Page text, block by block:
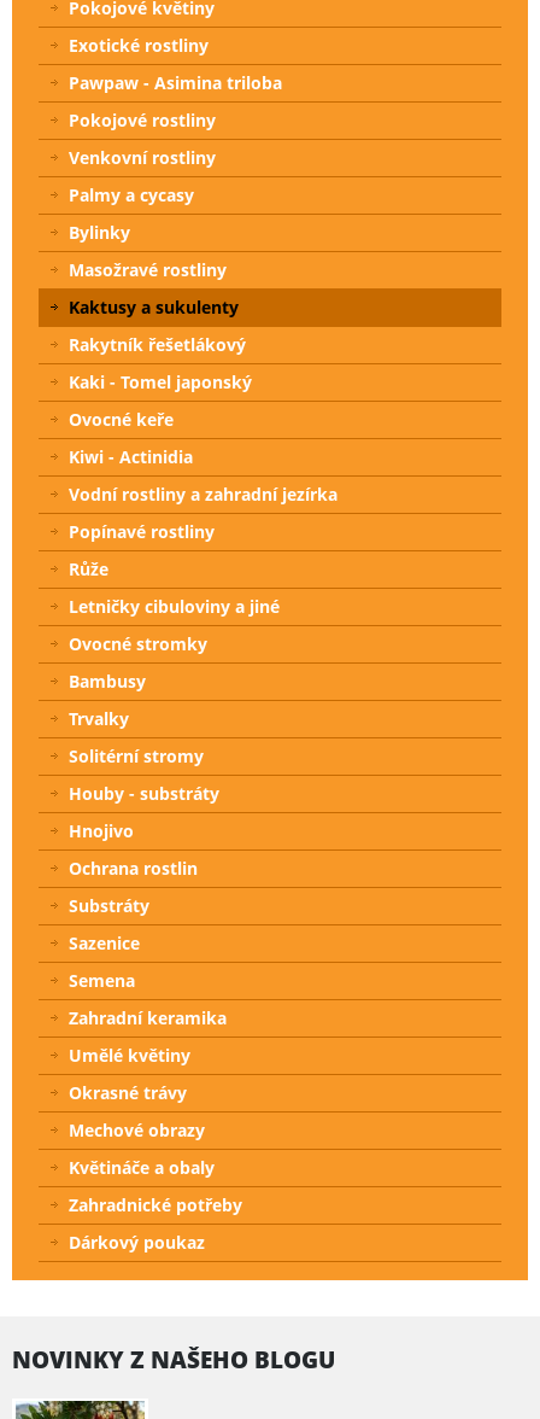
Pokojové květiny
Exotické rostliny
Pawpaw - Asimina triloba
Pokojové rostliny
Venkovní rostliny
Palmy a cycasy
Bylinky
Masožravé rostliny
Kaktusy a sukulenty
Rakytník řešetlákový
Kaki - Tomel japonský
Ovocné keře
Kiwi - Actinidia
Vodní rostliny a zahradní jezírka
Popínavé rostliny
Růže
Letničky cibuloviny a jiné
Ovocné stromky
Bambusy
Trvalky
Solitérní stromy
Houby - substráty
Hnojivo
Ochrana rostlin
Substráty
Sazenice
Semena
Zahradní keramika
Umělé květiny
Okrasné trávy
Mechové obrazy
Květináče a obaly
Zahradnické potřeby
Dárkový poukaz
NOVINKY Z NAŠEHO BLOGU